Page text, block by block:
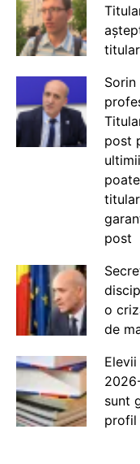
post
post
o
de
sunt
profil